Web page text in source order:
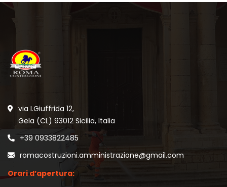
via I.Giuffrida 12,
Gela (CL) 93012 Sicilia, Italia
+39 0933822485
romacostruzioni.amministrazione@gmail.com
Orari d’apertura: